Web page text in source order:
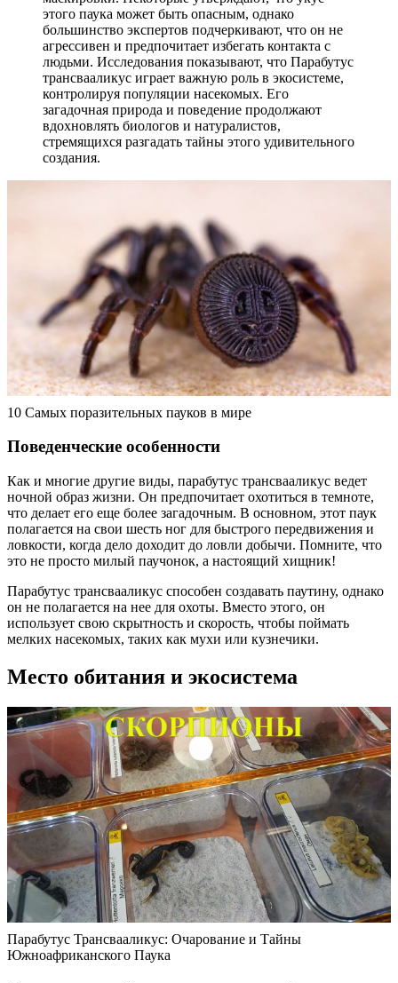
этого паука может быть опасным, однако
большинство экспертов подчеркивают, что он не
агрессивен и предпочитает избегать контакта с
людьми. Исследования показывают, что Парабутус
трансвааликус играет важную роль в экосистеме,
контролируя популяции насекомых. Его
загадочная природа и поведение продолжают
вдохновлять биологов и натуралистов,
стремящихся разгадать тайны этого удивительного
создания.
10 Самых поразительных пауков в мире
Поведенческие особенности
Как и многие другие виды, парабутус трансвааликус ведет
ночной образ жизни. Он предпочитает охотиться в темноте,
что делает его еще более загадочным. В основном, этот паук
полагается на свои шесть ног для быстрого передвижения и
ловкости, когда дело доходит до ловли добычи. Помните, что
это не просто милый паучонок, а настоящий хищник!
Парабутус трансвааликус способен создавать паутину, однако
он не полагается на нее для охоты. Вместо этого, он
использует свою скрытность и скорость, чтобы поймать
мелких насекомых, таких как мухи или кузнечики.
Место обитания и экосистема
Парабутус Трансвааликус: Очарование и Тайны
Южноафриканского Паука